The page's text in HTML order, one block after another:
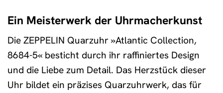
Ein Meisterwerk der Uhrmacherkunst
Die ZEPPELIN Quarzuhr »Atlantic Collection,
8684-5« besticht durch ihr raffiniertes Design
und die Liebe zum Detail. Das Herzstück dieser
Uhr bildet ein präzises Quarzuhrwerk, das für